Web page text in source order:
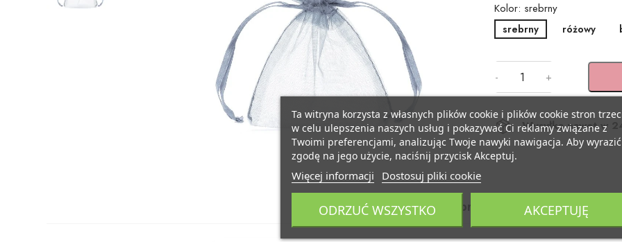
Kolor: srebrny
srebrny różowy
- +
Wysyłka nawet w
Opis Szczegóły produktu Dostawa
Ta witryna korzysta z własnych plików cookie i plików cookie stron
w celu ulepszenia naszych usług i pokazywać Ci reklamy związane z
Twoimi preferencjami, analizując Twoje nawyki nawigacja. Aby wyrazić
zgodę na jego użycie, naciśnij przycisk Akceptuj.
Więcej informacji Dostosuj pliki cookie
ODRZUĆ WSZYSTKO AKCEPTUJĘ